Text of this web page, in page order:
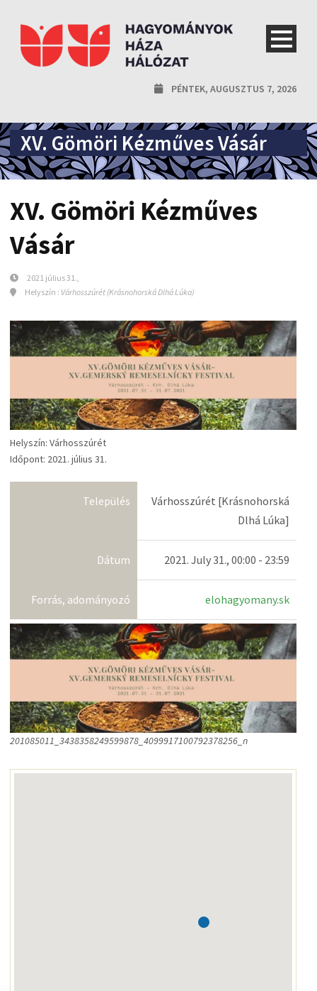
PÉNTEK, AUGUSZTUS 7, 2026
XV. Gömöri Kézműves Vásár
XV. Gömöri Kézműves
Vásár
2021 július 31.,
Helyszín : Várhosszúrét (Krásnohorská Dlhá Lúka)
Helyszín: Várhosszúrét
Időpont: 2021. július 31.
Település
Várhosszúrét [Krásnohorská
Dlhá Lúka]
Dátum 2021. July 31., 00:00 - 23:59
Forrás, adományozó elohagyomany.sk
201085011_3438358249599878_4099917100792378256_n